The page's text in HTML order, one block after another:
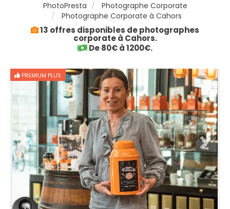
PhotoPresta
Photographe Corporate
Photographe Corporate à Cahors
13 offres disponibles de photographes
corporate à Cahors.
De 80€ à 1200€.
PREMIUM PLUS